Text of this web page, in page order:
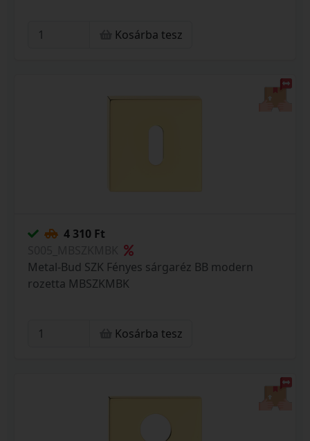
Kosárba tesz
4 310 Ft
Metal-Bud SZK Fényes sárgaréz BB modern
rozetta MBSZKMBK
Kosárba tesz